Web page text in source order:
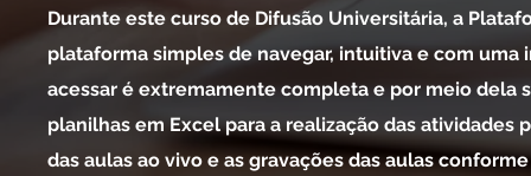
Durante este curso de Difusão Universitária, a
plataforma simples de navegar, intuitiva e com
acessar é extremamente completa e por meio dela
planilhas em Excel para a realização das
das aulas ao vivo e as gravações das aulas